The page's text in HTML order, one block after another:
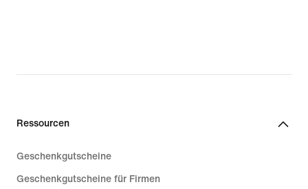
Ressourcen
Geschenkgutscheine
Geschenkgutscheine für Firmen